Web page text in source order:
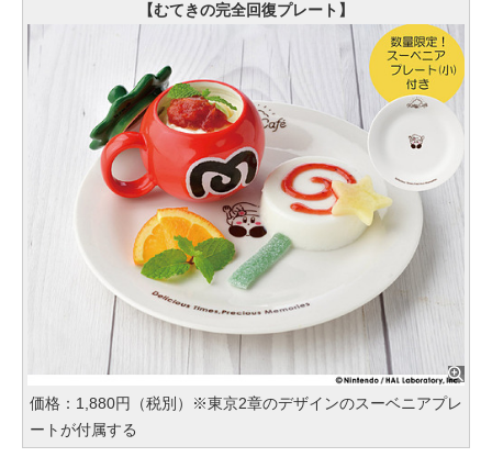
【むてきの完全回復プレート】
価格：1,880円（税別）※東京2章のデザインのスーベニアプレ
ートが付属する